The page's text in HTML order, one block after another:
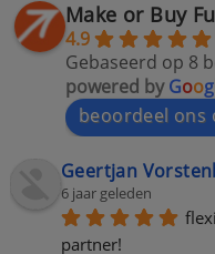
Make or Buy
4.9
Gebaseerd op 8
powered byGoog
beoordeel ons
Geertjan
6 jaar geleden
partner!